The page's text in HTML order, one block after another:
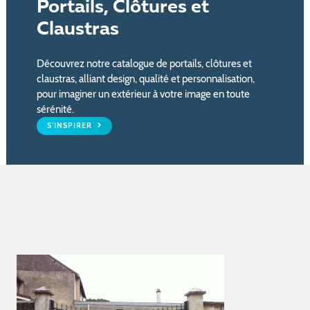
Portails, Clôtures et
Claustras
Découvrez notre catalogue de portails, clôtures et
claustras, alliant design, qualité et personnalisation,
pour imaginer un extérieur à votre image en toute
sérénité.
S'INSPIRER